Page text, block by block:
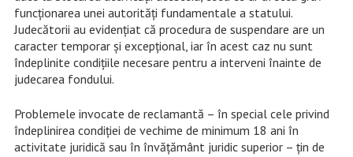
funcționarea unei autorități fundamentale a statului.
Judecătorii au evidențiat că procedura de suspendare are un
caracter temporar și excepțional, iar în acest caz nu sunt
îndeplinite condițiile necesare pentru a interveni înainte de
judecarea fondului.
Problemele invocate de reclamantă – în special cele privind
îndeplinirea condiției de vechime de minimum 18 ani în
activitate juridică sau în învățământ juridic superior – țin de